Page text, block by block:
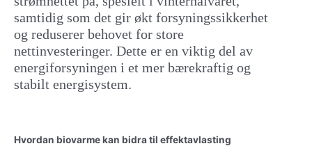
samtidig som det gir økt forsyningssikkerhet
og reduserer behovet for store
nettinvesteringer. Dette er en viktig del av
energiforsyningen i et mer bærekraftig og
stabilt energisystem.
Hvordan biovarme kan bidra til effektavlasting